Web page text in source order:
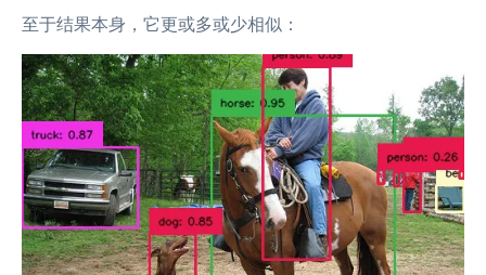
至于结果本身，它更或多或少相似：